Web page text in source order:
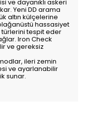
ve dayanıklı askeri
Yeni DD arama
altın külçelerine
hassasiyet
türlerini tespit eder
Iron Check
ve gereksiz
ileri zemin
ve ayarlanabilir
sunar.